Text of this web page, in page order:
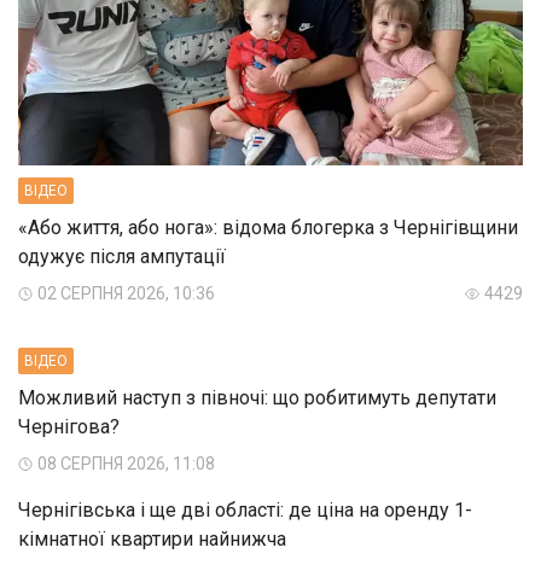
ВIДЕО
«Або життя, або нога»: відома блогерка з Чернігівщини
одужує після ампутації
02 СЕРПНЯ 2026, 10:36 4429
ВIДЕО
Можливий наступ з півночі: що робитимуть депутати
Чернігова?
08 СЕРПНЯ 2026, 11:08
Чернігівська і ще дві області: де ціна на оренду 1-
кімнатної квартири найнижча